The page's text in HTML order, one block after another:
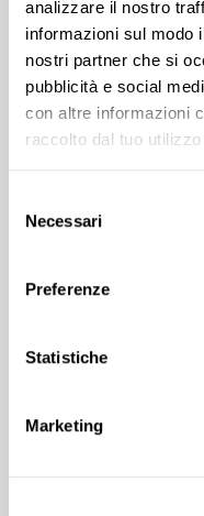
analizzare il nostro
informazioni sul modo
nostri partner che si
pubblicità e social
con altre informazioni
raccolto dal tuo
delNecessari
Preferenze
Statistiche
Marketing